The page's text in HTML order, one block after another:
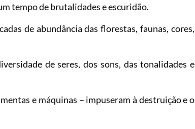
tempo de brutalidades e escuridão.
de abundância das florestas, faunas, cores,
de seres, dos sons, das tonalidades e
e máquinas – impuseram à destruição e o